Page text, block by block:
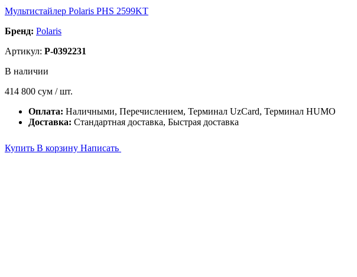
Мультистайлер Polaris PHS 2599KT
Бренд: Polaris
Артикул: P-0392231
В наличии
414 800 сум / шт.
Оплата: Наличными, Перечислением, Терминал UzCard, Терминал HUMO
Доставка: Стандартная доставка, Быстрая доставка
Купить В корзину Написать